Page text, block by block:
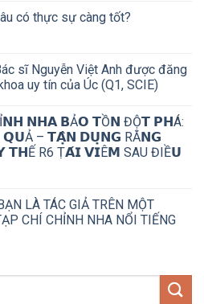
có thực sự càng tốt?
sĩ Nguyễn Việt Anh được đăng
uy tín của Úc (Q1, SCIE)
𝗡𝗛𝗔 𝗕Ả𝗢 𝗧Ồ𝗡 ĐỘ̣𝗧 𝗣𝗛Á:
𝗤𝗨Ả – 𝗧𝗔̣̂𝗡 𝗗𝗨̣𝗡𝗚 RĂ𝗡𝗚
R6 Ṭ𝗔́𝗜 𝗩𝗜Ê𝗠 SAU ĐIỀ𝗨
LÀ TÁC GIẢ TRÊN MỘT
CHÍ CHỈNH NHA NỔI TIẾNG